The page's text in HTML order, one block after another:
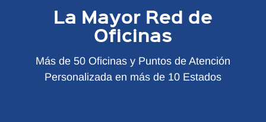
La Mayor Red de
Oficinas
Más de 50 Oficinas y Puntos de Atención
Personalizada en más de 10 Estados